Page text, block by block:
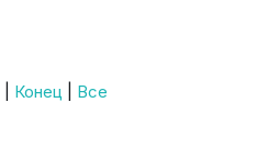
Конец Все